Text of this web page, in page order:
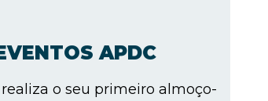
APDC
o seu primeiro almoço-